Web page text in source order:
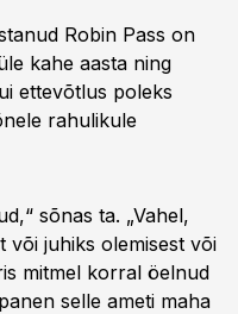
Robin Pass on
kahe aasta ning
ettevõtlus poleks
rahulikule
sõnas ta. „Vahel,
või juhiks olemisest või
mitmel korral öelnud
selle ameti maha